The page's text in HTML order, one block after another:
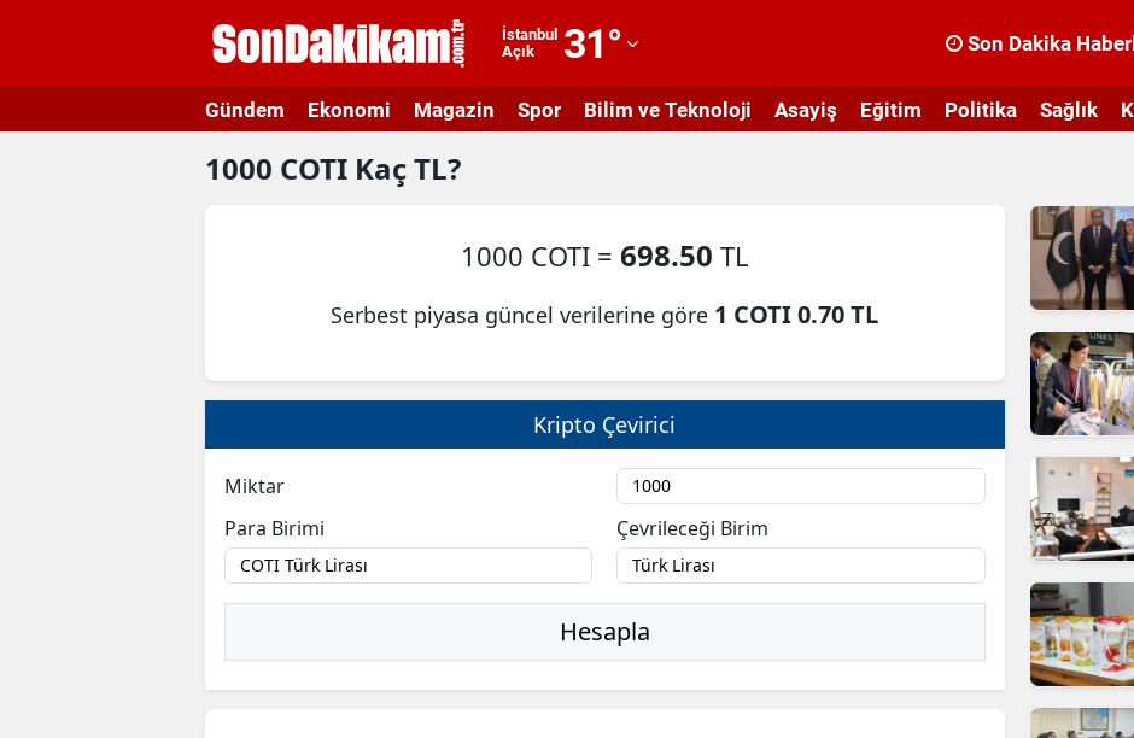
İstanbul
Açık
31°
Adıyaman
Amasya
Ankara
Artvin
Bitlis
Son Dakika
Gündem Ekonomi Magazin Spor Bilim ve Teknoloji Asayiş Eğitim Politika Sağlık
1000 COTI Kaç TL?
1000 COTI = 698.50 TL
Serbest piyasa güncel verilerine göre 1 COTI 0.70 TL
Kripto Çevirici
Miktar
Para Birimi
Çevrileceği Birim
Hesapla